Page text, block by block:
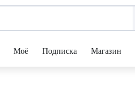
Моё Подписка Магазин